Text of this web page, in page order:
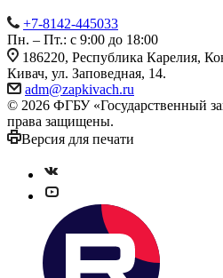
+7-8142-445033
Пн. – Пт.: с 9:00 до 18:00
186220, Республика Карелия,
Кивач, ул. Заповедная, 14.
adm@zapkivach.ru
© 2026 ФГБУ «Государственный
права защищены.
Версия для печати